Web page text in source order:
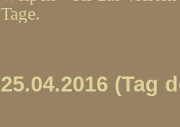
Tage.
25.04.2016 (Tag